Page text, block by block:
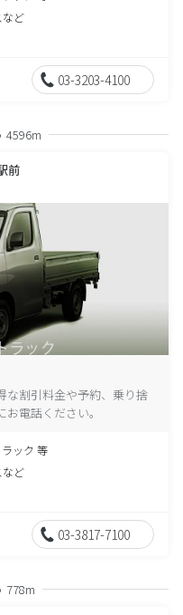
など
03-3203-4100
4596m
前
な割引料金や予約、乗り捨
電話ください。
ック 等
など
03-3817-7100
778m